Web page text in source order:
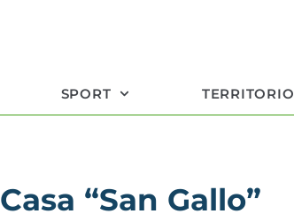
SPORT TERRITORIO
Casa “San Gallo”